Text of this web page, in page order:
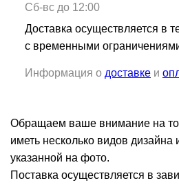
Сб-вс до 12:00
Доставка осуществляется в
с временными
Информация о доставке и
Обращаем ваше внимание на
иметь несколько видов дизайна
указанной на фото.
Поставка осуществляется в